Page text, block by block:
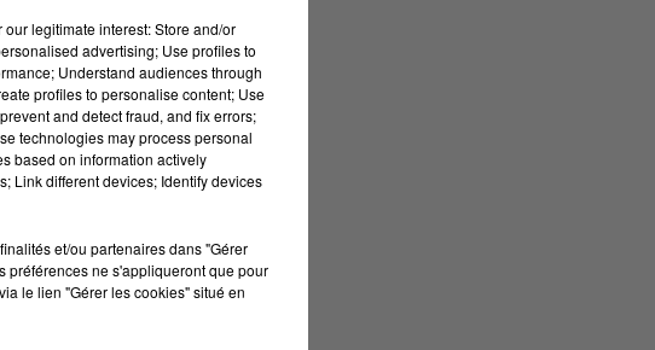
legitimate interest: Store and/or
advertising; Use profiles to
Understand audiences through
profiles to personalise content; Use
and detect fraud, and fix errors;
technologies may process personal
based on information actively
Link different devices; Identify devices
et/ou partenaires dans "Gérer
préférences ne s'appliqueront que pour
le lien "Gérer les cookies" situé en